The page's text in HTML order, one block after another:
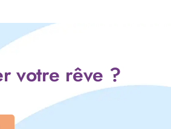
votre rêve ?